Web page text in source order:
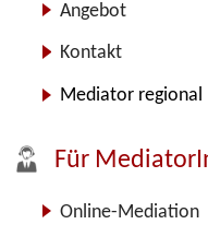
Angebot
Kontakt
Mediator regional
Für
Online-Mediation